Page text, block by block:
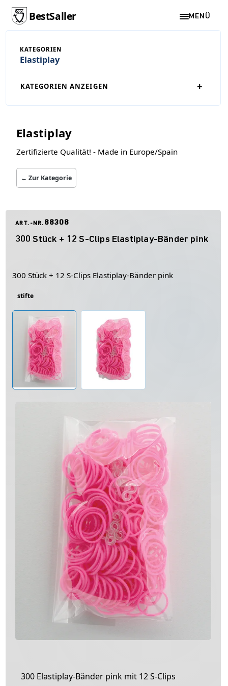
BestSaller MENÜ
KATEGORIEN
Elastiplay
KATEGORIEN ANZEIGEN +
Elastiplay
Zertifizierte Qualität! - Made in Europe/Spain
← Zur Kategorie
ART.-NR. 88308
300 Stück + 12 S-Clips Elastiplay-Bänder pink
300 Stück + 12 S-Clips Elastiplay-Bänder pink
stifte
300 Elastiplay-Bänder pink mit 12 S-Clips